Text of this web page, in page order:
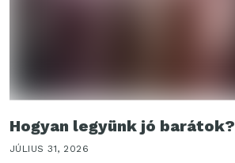
Hogyan legyünk jó barátok?
JÚLIUS 31, 2026